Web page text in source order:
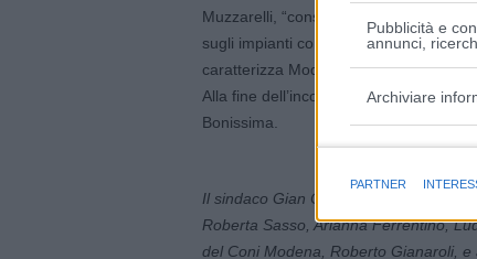
Pubblicità e
annunci,
Archiviare
Finalità e
PARTNER
Muzzarelli, “consolida i legami della
sugli impianti contribuiscono a
caratterizza Modena, territorio di cui
Alla fine dell’incontro le quattro atlete
Bonissima.
Il sindaco Gian Carlo Muzzarelli e
Roberta Sasso, Arianna Ferrentino,
del Coni Modena, Roberto Gianaroli,